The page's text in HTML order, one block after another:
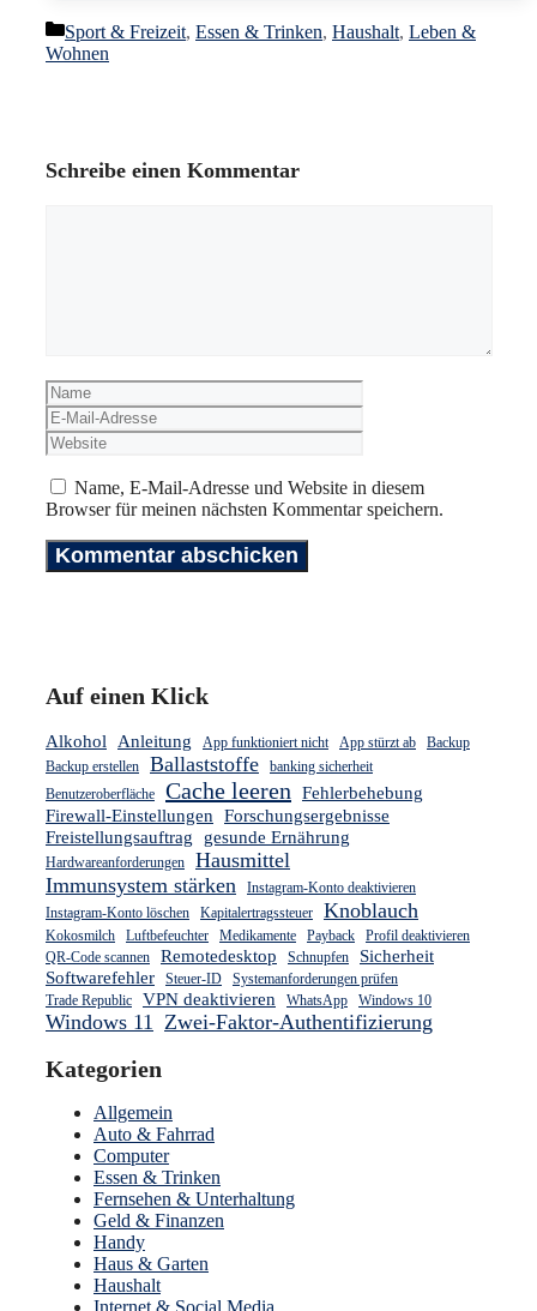
Kategorien
Sport & Freizeit, Essen & Trinken, Haushalt, Leben &
Wohnen
Schreibe einen Kommentar
Name
Mail-
Adresse
Name, E-Mail-Adresse und Website in diesem
Browser für meinen nächsten Kommentar speichern.
Auf einen Klick
Alkohol Anleitung App funktioniert nicht App stürzt ab
Backup
Backup erstellen
Ballaststoffe
banking sicherheit
Benutzeroberfläche
Cache leeren Fehlerbehebung
Firewall-Einstellungen Forschungsergebnisse
Freistellungsauftrag
gesunde Ernährung
Hardwareanforderungen
Hausmittel
Immunsystem stärken
Instagram-Konto deaktivieren
Instagram-Konto löschen
Kapitalertragssteuer Knoblauch
Kokosmilch Luftbefeuchter Medikamente Payback
Profil deaktivieren
QR-Code scannen
Remotedesktop Schnupfen
Sicherheit
Softwarefehler
Steuer-ID
Systemanforderungen prüfen
Trade Republic
VPN deaktivieren WhatsApp Windows 10
Windows 11 Zwei-Faktor-Authentifizierung
Kategorien
Allgemein
Auto & Fahrrad
Computer
Essen & Trinken
Fernsehen & Unterhaltung
Geld & Finanzen
Handy
Haus & Garten
Haushalt